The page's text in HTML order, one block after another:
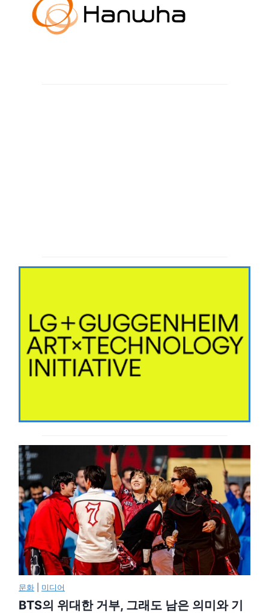
문화 미디어
BTS의 위대한 거부, 그래도 남은 의미와 기